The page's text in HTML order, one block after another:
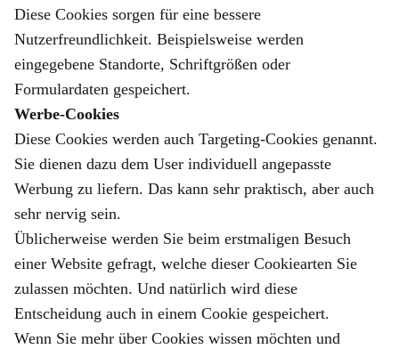
Diese Cookies sorgen für eine bessere
Nutzerfreundlichkeit. Beispielsweise werden
eingegebene Standorte, Schriftgrößen oder
Formulardaten gespeichert.
Werbe-Cookies
Diese Cookies werden auch Targeting-Cookies genannt.
Sie dienen dazu dem User individuell angepasste
Werbung zu liefern. Das kann sehr praktisch, aber auch
sehr nervig sein.
Üblicherweise werden Sie beim erstmaligen Besuch
einer Website gefragt, welche dieser Cookiearten Sie
zulassen möchten. Und natürlich wird diese
Entscheidung auch in einem Cookie gespeichert.
Wenn Sie mehr über Cookies wissen möchten und